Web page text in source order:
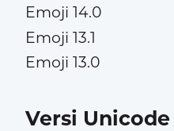
Emoji 14.0
Emoji 13.1
Emoji 13.0
Versi Unicode